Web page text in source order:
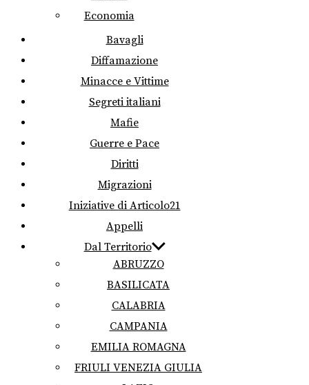
Economia
Bavagli
Diffamazione
Minacce e Vittime
Segreti italiani
Mafie
Guerre e Pace
Diritti
Migrazioni
Iniziative di Articolo21
Appelli
Dal Territorio
ABRUZZO
BASILICATA
CALABRIA
CAMPANIA
EMILIA ROMAGNA
FRIULI VENEZIA GIULIA